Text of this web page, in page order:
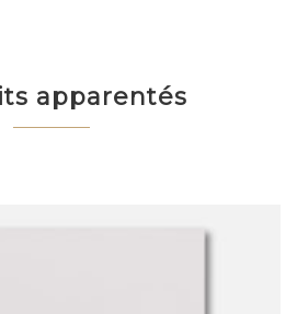
apparentés